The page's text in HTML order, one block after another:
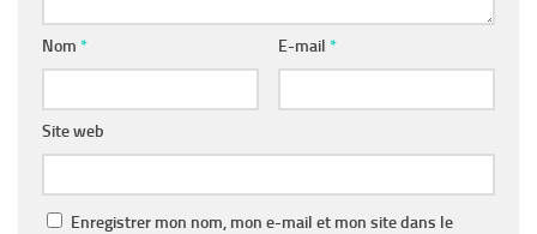
Nom * E-mail *
Site web
Enregistrer mon nom, mon e-mail et mon site dans le